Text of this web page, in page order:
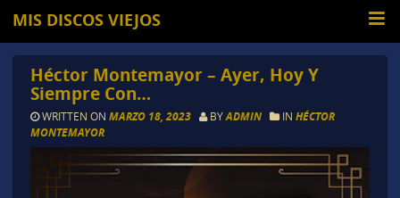
MIS DISCOS VIEJOS
Héctor Montemayor – Ayer, Hoy Y
Siempre Con…
WRITTEN ON MARZO 18, 2023 BYADMIN IN HÉCTOR
MONTEMAYOR